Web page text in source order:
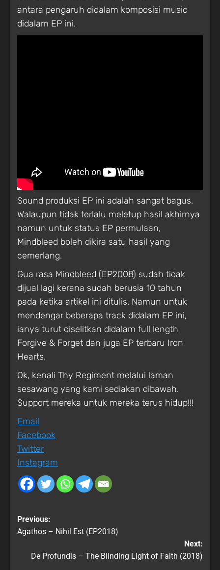
antara pengaruh didalam komposisi music
didalam EP ini.
Sound produksi EP ini adalah sangat bagus.
Walaupun tidak terlalu meletup hasil akhirnya
namun untuk status EP permulaan,
Mindbleed boleh dikira satu hasil yang
cemerlang.
Gua rasa Mindbleed (EP2008) sudah tidak
dijual lagi kerana sudah berusia 10 tahun
pada ketika artikel ini ditulis. Namun untuk
mendengar beberapa track didalam EP ini,
ianya turut diselitkan didalam full length
Forgive & Forget dan juga EP terbaru Iron
Hearts.
Ok, kenali Thy Regiment melalui laman
sesawang yang kami sediakan dibawah.
Support mereka untuk mereka terus hidup!!!
Email
Facebook
Twitter
Instagram
Previous:
Agathos – Nihil Est (EP2018)
Next:
De Profundis – The Blinding Light of Faith (2018)